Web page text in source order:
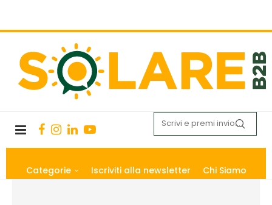
Categorie Iscriviti alla newsletter Chi Siamo